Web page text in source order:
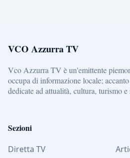
VCO Azzurra TV
Vco Azzurra TV è un'emittente
occupa di informazione locale;
dedicate ad attualità, cultura, turismo e
Sezioni
Diretta TV